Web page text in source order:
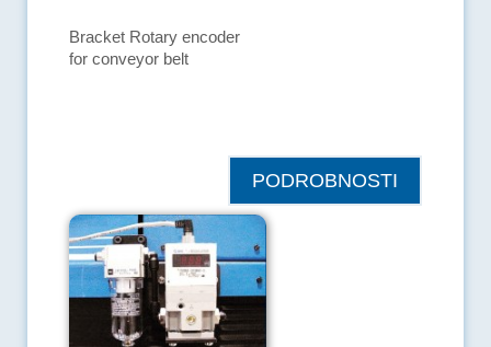
Bracket Rotary encoder
for conveyor belt
PODROBNOSTI